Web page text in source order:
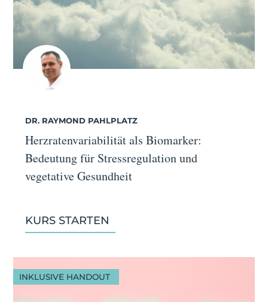
DR. RAYMOND PAHLPLATZ
Herzratenvariabilität als Biomarker:
Bedeutung für Stressregulation und
vegetative Gesundheit
KURS STARTEN
INKLUSIVE HANDOUT